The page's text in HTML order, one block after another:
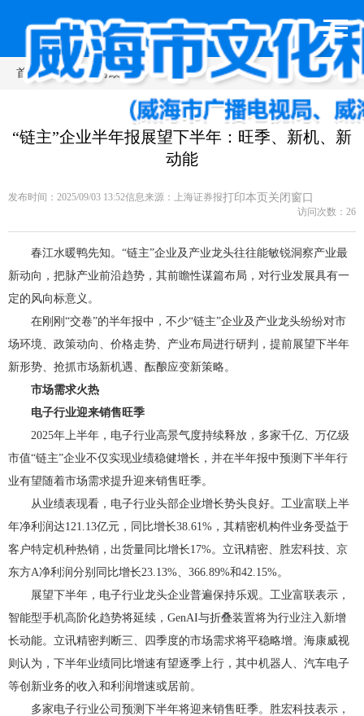
首页>新闻动态> 时政要闻
“链主”企业半年报展望下半年：旺季、新机、新
动能
发布时间：2025/09/03 13:52信息来源： 上海证券报打印本页 关闭窗口
访问次数： 26
春江水暖鸭先知。“链主”企业及产业龙头往往能敏锐洞察产业最
新动向，把脉产业前沿趋势，其前瞻性谋篇布局，对行业发展具有一
定的风向标意义。
在刚刚“交卷”的半年报中，不少“链主”企业及产业龙头纷纷对市
场环境、政策动向、价格走势、产业布局进行研判，提前展望下半年
新形势、抢抓市场新机遇、酝酿应变新策略。
市场需求火热
电子行业迎来销售旺季
2025年上半年，电子行业高景气度持续释放，多家千亿、万亿级
市值“链主”企业不仅实现业绩稳健增长，并在半年报中预测下半年行
业有望随着市场需求提升迎来销售旺季。
从业绩表现看，电子行业头部企业增长势头良好。工业富联上半
年净利润达121.13亿元，同比增长38.61%，其精密机构件业务受益于
客户特定机种热销，出货量同比增长17%。立讯精密、胜宏科技、京
东方A净利润分别同比增长23.13%、366.89%和42.15%。
展望下半年，电子行业龙头企业普遍保持乐观。工业富联表示，
智能型手机高阶化趋势将延续，GenAI与折叠装置将为行业注入新增
长动能。立讯精密判断三、四季度的市场需求将平稳略增。海康威视
则认为，下半年业绩同比增速有望逐季上行，其中机器人、汽车电子
等创新业务的收入和利润增速或居前。
多家电子行业公司预测下半年将迎来销售旺季。胜宏科技表示，